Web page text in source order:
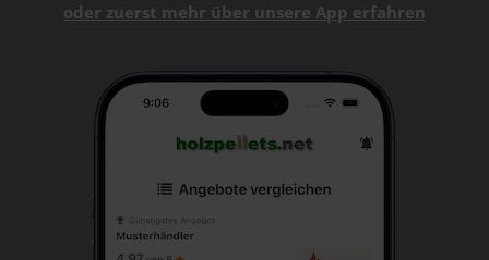
oder zuerst mehr über unsere App erfahren